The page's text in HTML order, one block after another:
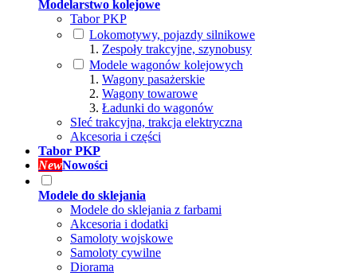
Modelarstwo kolejowe
Tabor PKP
Lokomotywy, pojazdy silnikowe
Zespoły trakcyjne, szynobusy
Modele wagonów kolejowych
Wagony pasażerskie
Wagony towarowe
Ładunki do wagonów
SIeć trakcyjna, trakcja elektryczna
Akcesoria i części
Tabor PKP
NewNowości
Modele do sklejania
Modele do sklejania z farbami
Akcesoria i dodatki
Samoloty wojskowe
Samoloty cywilne
Diorama